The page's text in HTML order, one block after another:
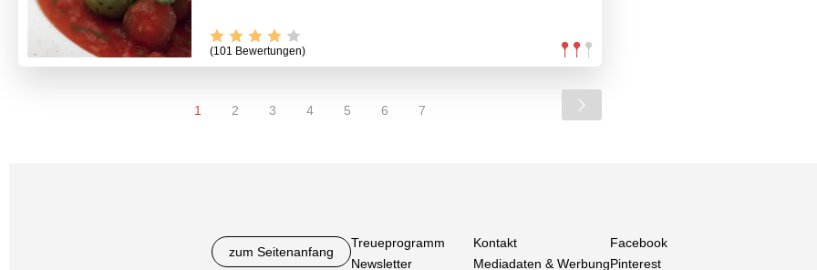
(101 Bewertungen)
1 2 3 4 5 6 7
zum Seitenanfang
Treueprogramm
Newsletter
Kontakt
Mediadaten & Werbung
Facebook
Pinterest